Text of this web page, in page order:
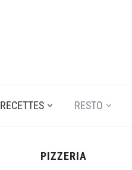
RECETTES RESTO
PIZZERIA